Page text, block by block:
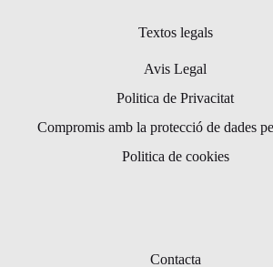
Textos legals
Avis Legal
Politica de Privacitat
Compromis amb la protecció de dades
Politica de cookies
Contacta